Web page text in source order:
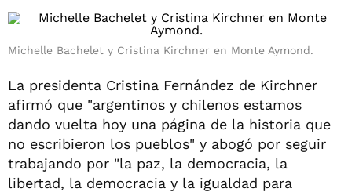
Michelle Bachelet y Cristina Kirchner en Monte Aymond.
La presidenta Cristina Fernández de Kirchner
afirmó que "argentinos y chilenos estamos
dando vuelta hoy una página de la historia que
no escribieron los pueblos" y abogó por seguir
trabajando por "la paz, la democracia, la
libertad, la democracia y la igualdad para